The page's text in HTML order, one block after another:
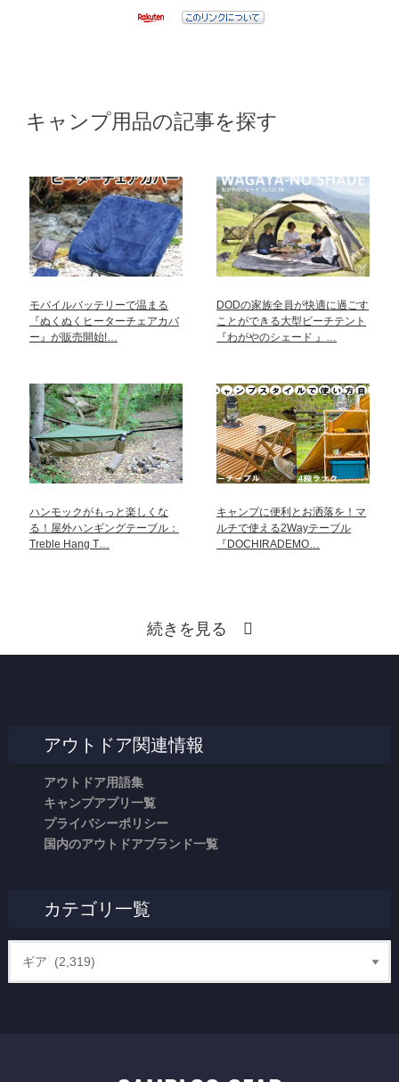
キャンプ用品の記事を探す
モバイルバッテリーで温まる
『ぬくぬくヒーターチェアカバ
ー』が販売開始!…
DODの家族全員が快適に過ごす
ことができる大型ビーチテント
『わがやのシェード 』…
ハンモックがもっと楽しくな
る！屋外ハンギングテーブル：
Treble Hang T…
キャンプに便利とお洒落を！マ
ルチで使える2Wayテーブル
『DOCHIRADEMO…
続きを見る
アウトドア関連情報
アウトドア用語集
キャンプアプリ一覧
プライバシーポリシー
国内のアウトドアブランド一覧
カテゴリ一覧